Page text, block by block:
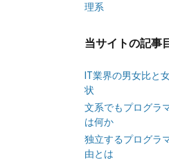
理系
当サイトの記事
IT業界の男女比と
状
文系でもプログラ
は何か
独立するプログラ
由とは